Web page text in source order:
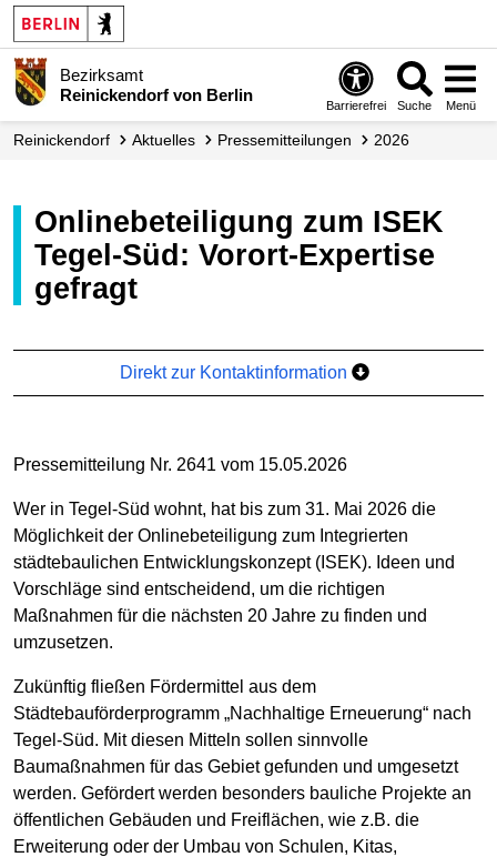
Bezirksamt
Reinickendorf von Berlin
Barrierefrei Suche Menü
Reinickendorf Aktuelles Presse­mitteilungen 2026
Onlinebeteiligung zum ISEK
Tegel-Süd: Vorort-Expertise
gefragt
Direkt zur Kontaktinformation
Pressemitteilung Nr. 2641 vom 15.05.2026
Wer in Tegel-Süd wohnt, hat bis zum 31. Mai 2026 die
Möglichkeit der Onlinebeteiligung zum Integrierten
städtebaulichen Entwicklungskonzept (ISEK). Ideen und
Vorschläge sind entscheidend, um die richtigen
Maßnahmen für die nächsten 20 Jahre zu finden und
umzusetzen.
Zukünftig fließen Fördermittel aus dem
Städtebauförderprogramm „Nachhaltige Erneuerung“ nach
Tegel-Süd. Mit diesen Mitteln sollen sinnvolle
Baumaßnahmen für das Gebiet gefunden und umgesetzt
werden. Gefördert werden besonders bauliche Projekte an
öffentlichen Gebäuden und Freiflächen, wie z.B. die
Erweiterung oder der Umbau von Schulen, Kitas,